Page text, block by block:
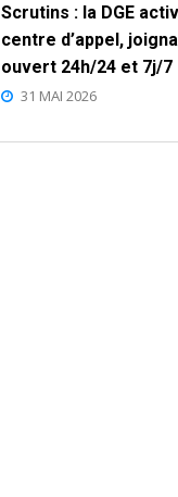
Scrutins : la DGE
centre d’appel,
ouvert 24h/24 et 7j/7
31 MAI 2026